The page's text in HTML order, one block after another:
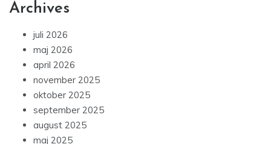
Archives
juli 2026
maj 2026
april 2026
november 2025
oktober 2025
september 2025
august 2025
maj 2025